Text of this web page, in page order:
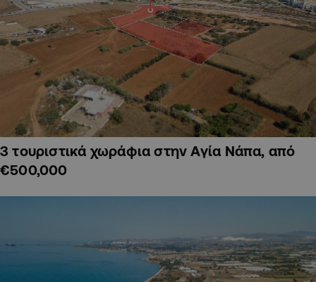
3 τουριστικά χωράφια στην Αγία Νάπα, από
€500,000